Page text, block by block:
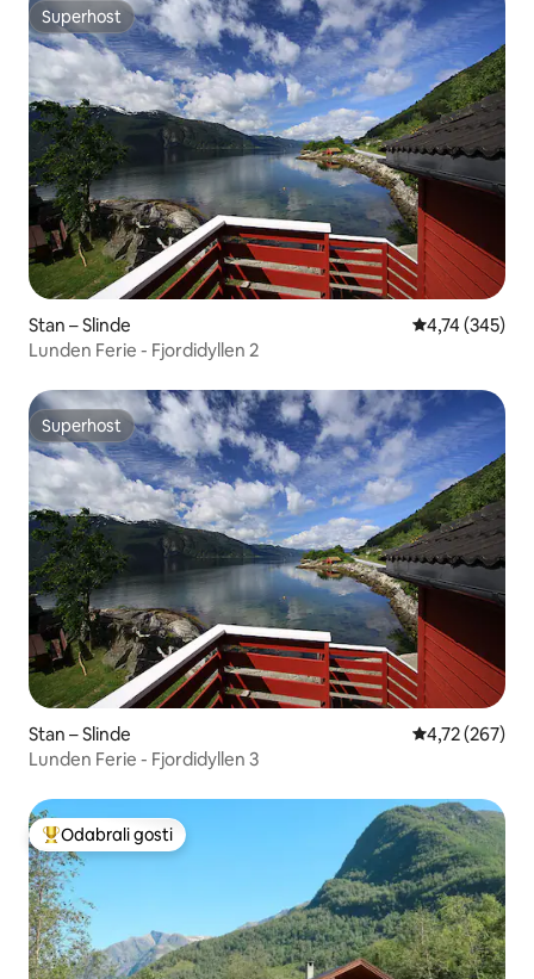
Superhost
Superhost
Stan – Slinde Prosječna
4,74 (345)
Lunden Ferie - Fjordidyllen 2
Superhost
Superhost
Stan – Slinde Prosječna
4,72 (267)
Lunden Ferie - Fjordidyllen 3
Među najviše rangiranima s oznakom „Odabrali gosti”
Odabrali gosti